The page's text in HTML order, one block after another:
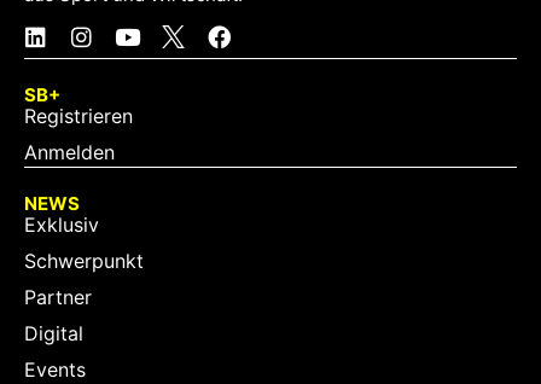
SB+
Registrieren
Anmelden
NEWS
Exklusiv
Schwerpunkt
Partner
Digital
Events